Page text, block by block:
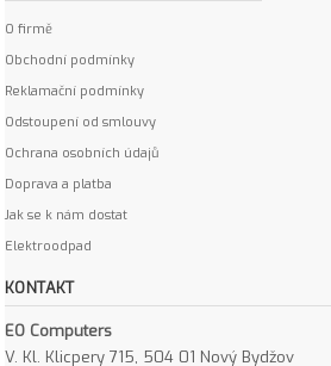
O firmě
Obchodní podmínky
Reklamační podmínky
Odstoupení od smlouvy
Ochrana osobních údajů
Doprava a platba
Jak se k nám dostat
Elektroodpad
KONTAKT
EO Computers
V. Kl. Klicpery 715, 504 01 Nový Bydžov